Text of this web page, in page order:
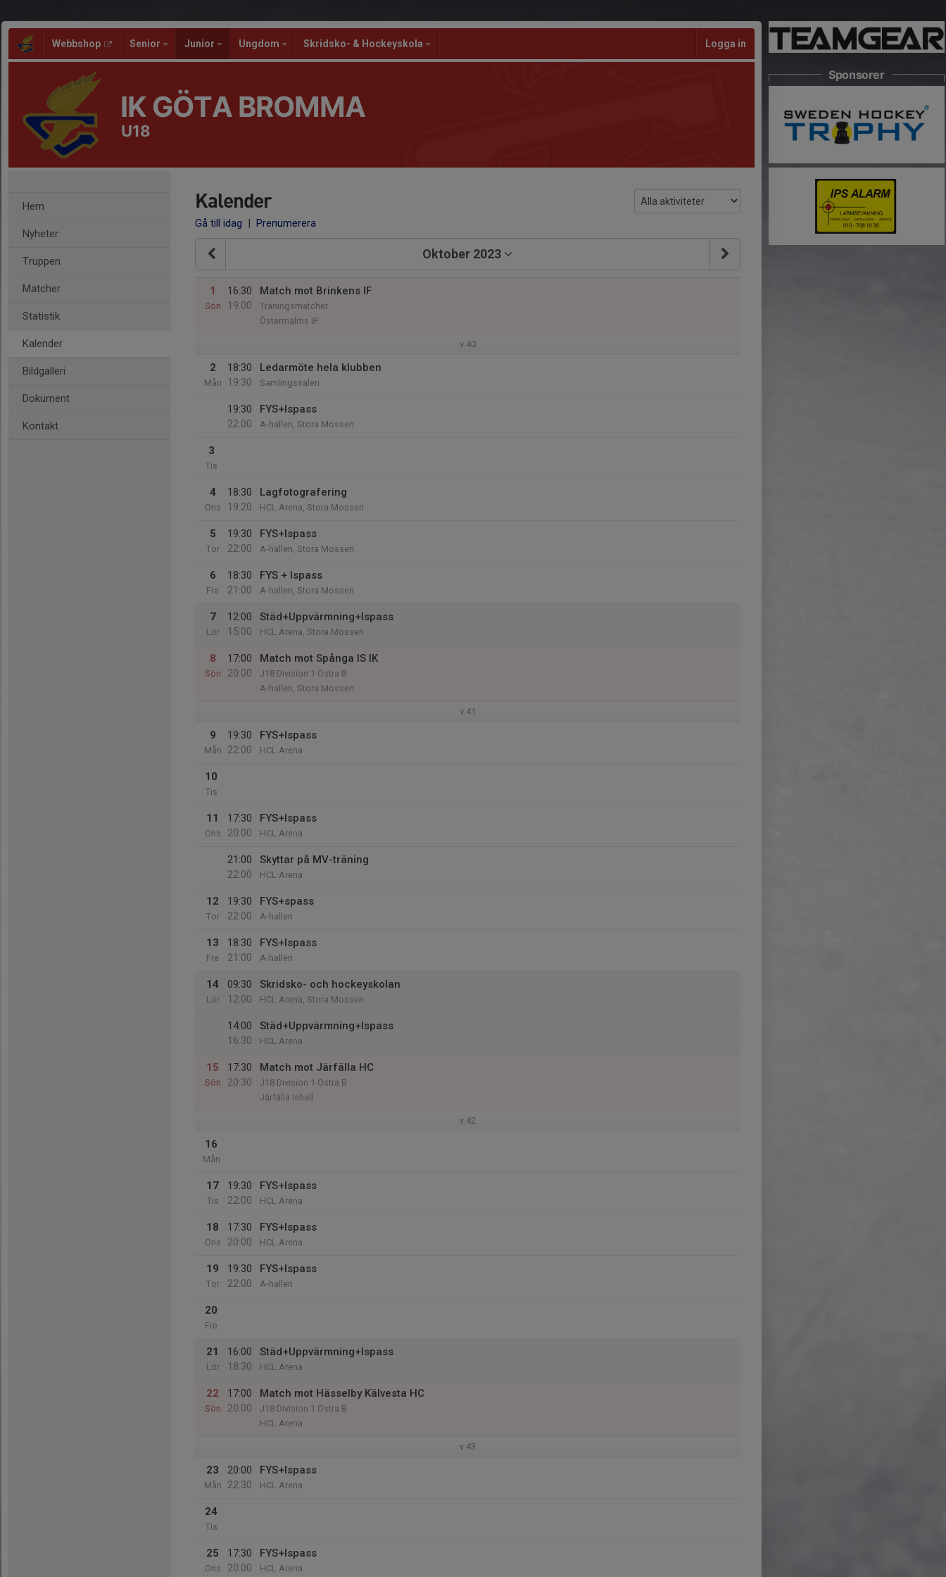
Webbshop Senior Junior Ungdom Skridsko- & Hockeyskola Logga in
IK GÖTA BROMMA
U18
Hem
Nyheter
Truppen
Matcher
Statistik
Kalender
Bildgalleri
Dokument
Kontakt
Kalender
Gå till idag | Prenumerera
Oktober 2023
1
Sön
16:30
19:00
Match mot Brinkens IF
Träningsmatcher
Östermalms IP
v.40
2
Mån
18:30
19:30
Ledarmöte hela klubben
Samlingssalen
19:30
22:00
FYS+Ispass
A-hallen, Stora Mossen
3
Tis
4
Ons
18:30
19:20
Lagfotografering
HCL Arena, Stora Mossen
5
Tor
19:30
22:00
FYS+Ispass
A-hallen, Stora Mossen
6
Fre
18:30
21:00
FYS + Ispass
A-hallen, Stora Mossen
7
Lör
12:00
15:00
Städ+Uppvärmning+Ispass
HCL Arena, Stora Mossen
8
Sön
17:00
20:00
Match mot Spånga IS IK
J18 Division 1 Östra B
A-hallen, Stora Mossen
v.41
9
Mån
19:30
22:00
FYS+Ispass
HCL Arena
10
Tis
11
Ons
17:30
20:00
FYS+Ispass
HCL Arena
21:00
22:00
Skyttar på MV-träning
HCL Arena
12
Tor
19:30
22:00
FYS+spass
A-hallen
13
Fre
18:30
21:00
FYS+Ispass
A-hallen
14
Lör
09:30
12:00
Skridsko- och hockeyskolan
HCL Arena, Stora Mossen
14:00
16:30
Städ+Uppvärmning+Ispass
HCL Arena
15
Sön
17:30
20:30
Match mot Järfälla HC
J18 Division 1 Östra B
Järfälla Ishall
v.42
16
Mån
17
Tis
19:30
22:00
FYS+Ispass
HCL Arena
18
Ons
17:30
20:00
FYS+Ispass
HCL Arena
19
Tor
19:30
22:00
FYS+Ispass
A-hallen
20
Fre
21
Lör
16:00
18:30
Städ+Uppvärmning+Ispass
HCL Arena
22
Sön
17:00
20:00
Match mot Hässelby Kälvesta HC
J18 Division 1 Östra B
HCL Arena
v.43
23
Mån
20:00
22:30
FYS+Ispass
HCL Arena
24
Tis
25
Ons
17:30
20:00
FYS+Ispass
HCL Arena
Sponsorer